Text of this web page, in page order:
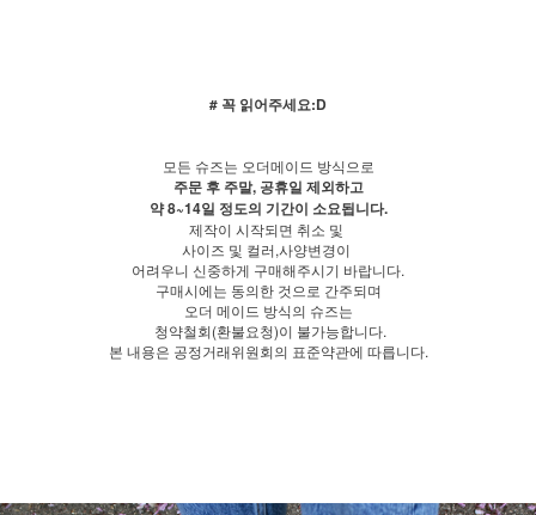
# 꼭 읽어주세요:D
모든 슈즈는 오더메이드 방식으로
주문 후 주말, 공휴일 제외하고
약 8~14일 정도의 기간이 소요됩니다.
제작이 시작되면 취소 및
사이즈 및 컬러,사양변경이
어려우니 신중하게 구매해주시기 바랍니다.
구매시에는 동의한 것으로 간주되며
오더 메이드 방식의 슈즈는
청약철회(환불요청)이 불가능합니다.
본 내용은 공정거래위원회의 표준약관에 따릅니다.